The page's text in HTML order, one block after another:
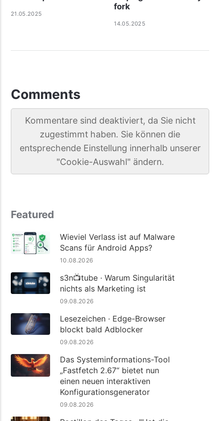
21.05.2025
fork
14.05.2025
Comments
Kommentare sind deaktiviert, da Sie nicht
zugestimmt haben. Sie können die
entsprechende Einstellung innerhalb unserer
"Cookie-Auswahl" ändern.
Featured
Wieviel Verlass ist auf Malware
Scans für Android Apps?
10.08.2026
s3n📺tube · Warum Singularität
nichts als Marketing ist
09.08.2026
Lesezeichen · Edge-Browser
blockt bald Adblocker
09.08.2026
Das Systeminformations-Tool
„Fastfetch 2.67“ bietet nun
einen neuen interaktiven
Konfigurationsgenerator
09.08.2026